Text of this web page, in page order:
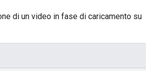
di un video in fase di caricamento su